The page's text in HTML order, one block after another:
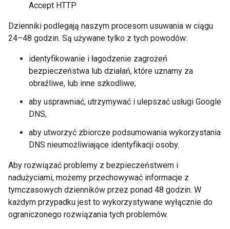
Accept HTTP
Dzienniki podlegają naszym procesom usuwania w ciągu
24–48 godzin. Są używane tylko z tych powodów:
identyfikowanie i łagodzenie zagrożeń
bezpieczeństwa lub działań, które uznamy za
obraźliwe, lub inne szkodliwe;
aby usprawniać, utrzymywać i ulepszać usługi Google
DNS,
aby utworzyć zbiorcze podsumowania wykorzystania
DNS nieumożliwiające identyfikacji osoby.
Aby rozwiązać problemy z bezpieczeństwem i
nadużyciami, możemy przechowywać informacje z
tymczasowych dzienników przez ponad 48 godzin. W
każdym przypadku jest to wykorzystywane wyłącznie do
ograniczonego rozwiązania tych problemów.